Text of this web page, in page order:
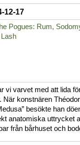
12-17
vi varvet med att lida
När konstnären
besökte han
anatomiska uttrycket
från bårhuset och